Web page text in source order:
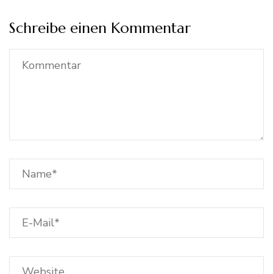
Schreibe einen Kommentar